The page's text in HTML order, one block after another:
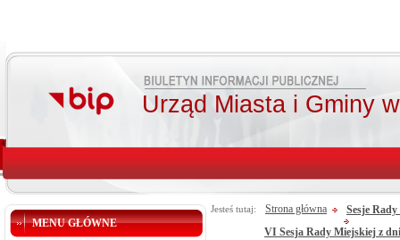
Urząd Miasta i Gminy
MENU GŁÓWNE
Jesteś tutaj: Strona główna
Sesje
VI Sesja Rady Miejskiej z